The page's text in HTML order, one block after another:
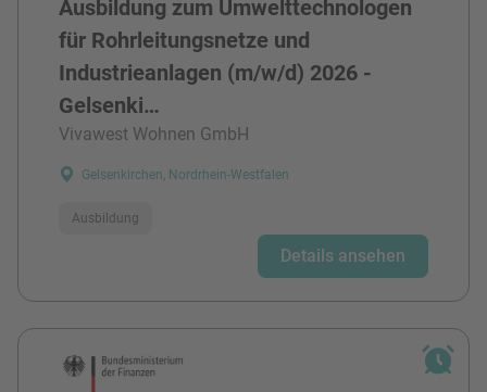
Ausbildung zum Umwelttechnologen
für Rohrleitungsnetze und
Industrieanlagen (m/w/d) 2026 -
Gelsenki…
Vivawest Wohnen GmbH
Gelsenkirchen, Nordrhein-Westfalen
Ausbildung
Details ansehen